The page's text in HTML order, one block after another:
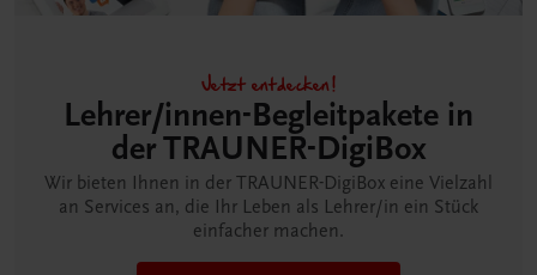
Jetzt entdecken!
Lehrer/innen-Begleitpakete in
der TRAUNER-DigiBox
Wir bieten Ihnen in der TRAUNER-DigiBox eine Vielzahl
an Services an, die Ihr Leben als Lehrer/in ein Stück
einfacher machen.